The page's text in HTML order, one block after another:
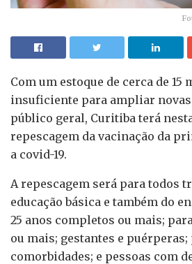
Com um estoque de cerca de 15
insuficiente para ampliar
público geral, Curitiba terá
repescagem da vacinação da
a covid-19.
A repescagem será para todos
educação básica e também do
25 anos completos ou mais;
ou mais; gestantes e puérperas;
comorbidades; e pessoas com